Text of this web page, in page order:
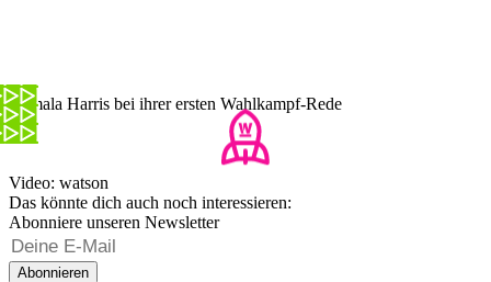
Kamala Harris bei ihrer ersten Wahlkampf-Rede
Video: watson
Das könnte dich auch noch interessieren:
Abonniere unseren Newsletter
Abonnieren